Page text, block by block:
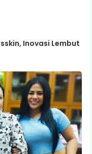
Inovasi Lembut